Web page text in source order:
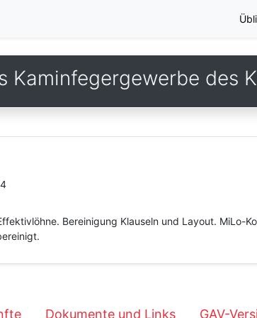
Kaminfegergewerbe des
Bereinigung Klauseln und Layout. MiLo-
Dokumente und Links GAV-